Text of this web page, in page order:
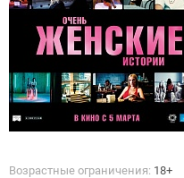
Возрастные ограничения: 18+